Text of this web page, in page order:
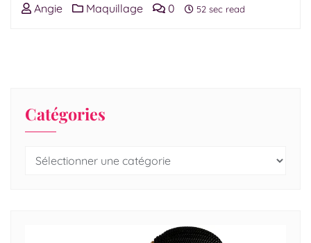
Angie Maquillage 0 52 sec read
Catégories